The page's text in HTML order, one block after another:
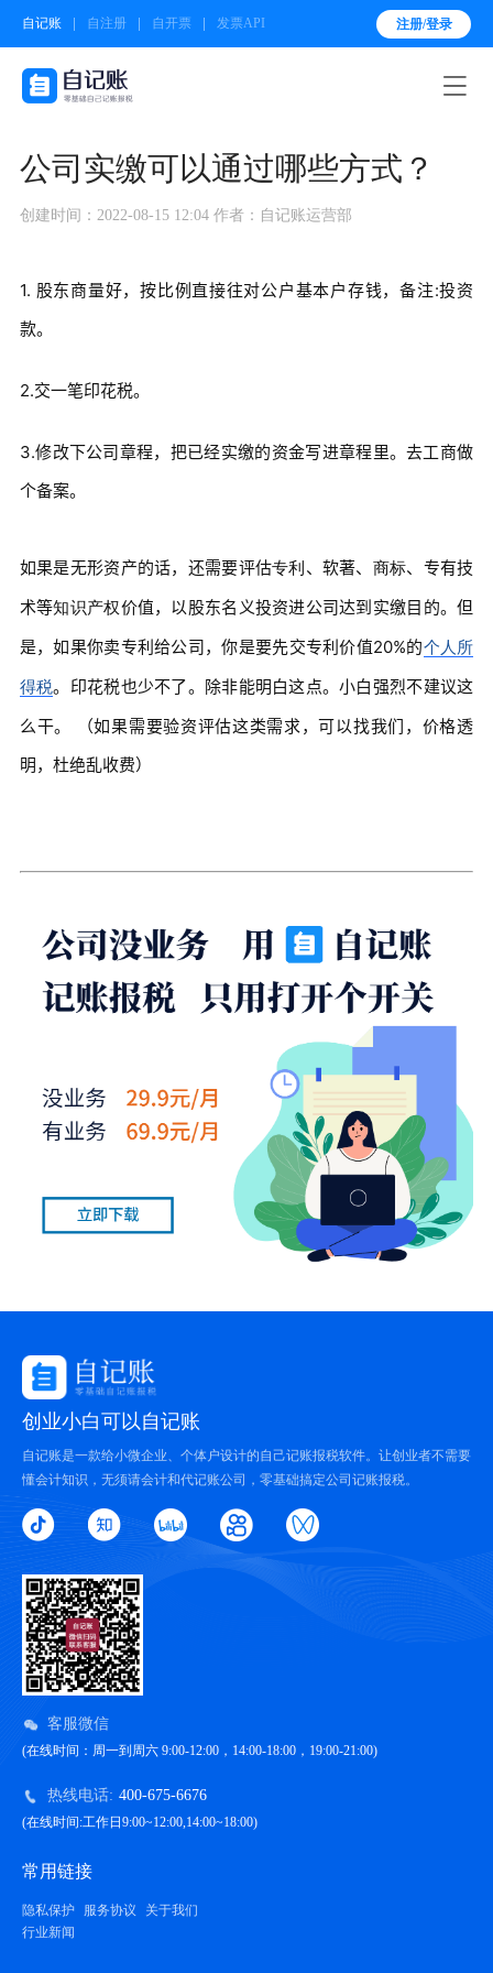
自记账 自注册 自开票 发票API 注册/登录

公司实缴可以通过哪些方式？
创建时间：2022-08-15 12:04 作者：自记账运营部
1. 股东商量好，按比例直接往对公户基本户存钱，备注:投资
款。
2.交一笔印花税。
3.修改下公司章程，把已经实缴的资金写进章程里。去工商做
个备案。
如果是无形资产的话，还需要评估专利 、软著、 商标、专有技
术等知识产权价值，以股东名义投资进公司达到实缴目的。但
是，如果你卖专利给公司，你是要先交专利价值20%的个人所
得税。印花税也少不了。除非能明白这点。小白强烈不建议这
么干。 （如果需要验资评估这类需求，可以找我们，价格透
明，杜绝乱收费）
创业小白可以自记账
自记账是一款给小微企业、个体户设计的自己记账报税软件。让创业者不需要
懂会计知识，无须请会计和代记账公司，零基础搞定公司记账报税。
客服微信
(在线时间：周一到周六 9:00-12:00，14:00-18:00，19:00-21:00)
热线电话: 400-675-6676
(在线时间:工作日9:00~12:00,14:00~18:00)
常用链接
隐私保护 服务协议
关于我们
行业新闻